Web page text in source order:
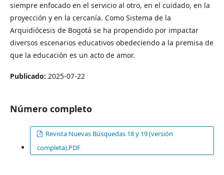
siempre enfocado en el servicio al otro, en el cuidado, en la
proyección y en la cercanía. Como Sistema de la
Arquidiócesis de Bogotá se ha propendido por impactar
diversos escenarios educativos obedeciendo a la premisa de
que la educación es un acto de amor.
Publicado: 2025-07-22
Número completo
Revista Nuevas Búsquedas 18 y 19 (versión
completa).PDF